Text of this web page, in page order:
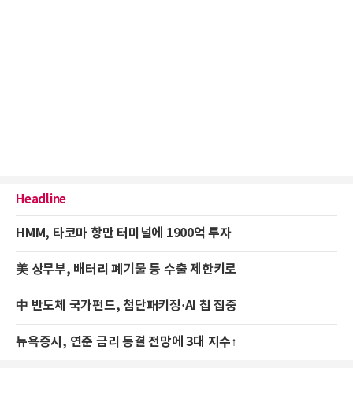
Headline
HMM, 타코마 항만 터미널에 1900억 투자
美 상무부, 배터리 폐기물 등 수출 제한키로
中 반도체 국가펀드, 첨단패키징·AI 칩 집중
뉴욕증시, 연준 금리 동결 전망에 3대 지수↑